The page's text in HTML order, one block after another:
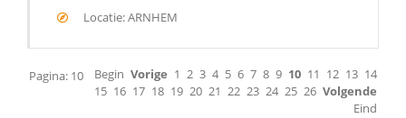
Locatie: ARNHEM
Pagina: 10 Begin Vorige 1 2 3 4 5 6 7 8 9 10 11 12 13 14
15 16 17 18 19 20 21 22 23 24 25 26 Volgende
Eind